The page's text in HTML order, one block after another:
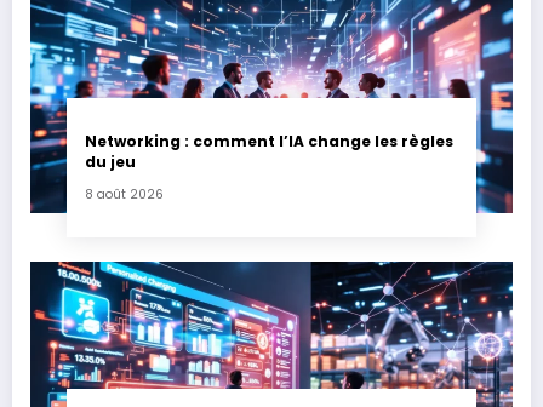
Networking : comment l’IA change les règles
du jeu
8 août 2026